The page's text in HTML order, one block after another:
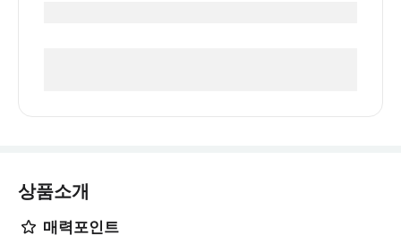
상품소개
매력포인트